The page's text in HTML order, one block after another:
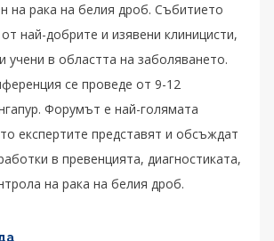
на рака на белия дроб. Събитието
най-добрите и изявени клиницисти,
учени в областта на заболяването.
се проведе от 9-12
Форумът е най-голямата
експертите представят и обсъждат
в превенцията, диагностиката,
на рака на белия дроб.